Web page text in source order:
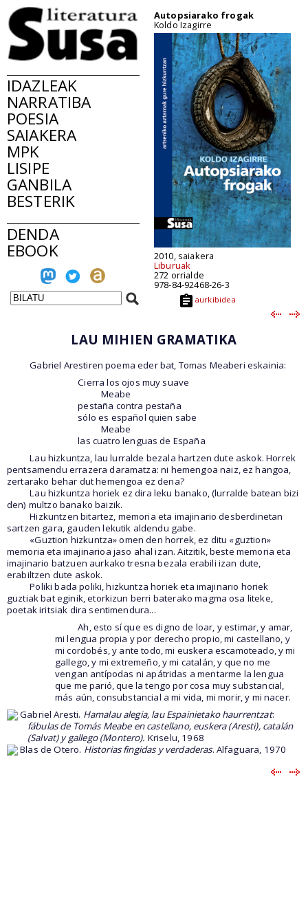
IDAZLEAK
NARRATIBA
POESIA
SAIAKERA
MPK
LISIPE
GANBILA
BESTERIK
DENDA
EBOOK
Autopsiarako frogak
Koldo Izagirre
2010, saiakera
Liburuak
272 orrialde
978-84-92468-26-3
aurkibidea
LAU MIHIEN GRAMATIKA
Gabriel Arestiren poema eder bat, Tomas Meaberi eskainia:
Cierra los ojos muy suave
Meabe
pestaña contra pestaña
sólo es español quien sabe
Meabe
las cuatro lenguas de España
Lau hizkuntza, lau lurralde bezala hartzen dute askok. Horrek
pentsamendu errazera daramatza: ni hemengoa naiz, ez hangoa,
zertarako behar dut hemengoa ez dena?
Lau hizkuntza horiek ez dira leku banako, (lurralde batean bizi
den) multzo banako baizik.
Hizkuntzen bitartez, memoria eta imajinario desberdinetan
sartzen gara, gauden lekutik aldendu gabe.
«Guztion hizkuntza» omen den horrek, ez ditu «guztion»
memoria eta imajinarioa jaso ahal izan. Aitzitik, beste memoria eta
imajinario batzuen aurkako tresna bezala erabili izan dute,
erabiltzen dute askok.
Poliki bada poliki, hizkuntza horiek eta imajinario horiek
guztiak bat eginik, etorkizun berri baterako magma osa liteke,
poetak iritsiak dira sentimendura...
Ah, esto sí que es digno de loar, y estimar, y amar,
mi lengua propia y por derecho propio, mi castellano, y
mi cordobés, y ante todo, mi euskera escamoteado, y mi
gallego, y mi extremeño, y mi catalán, y que no me
vengan antípodas ni apátridas a mentarme la lengua
que me parió, que la tengo por cosa muy substancial,
más aún, consubstancial a mi vida, mi morir, y mi nacer.
Gabriel Aresti. Hamalau alegia, lau Espainietako haurrentzat:
fábulas de Tomás Meabe en castellano, euskera (Aresti), catalán
(Salvat) y gallego (Montero). Kriselu, 1968
Blas de Otero. Historias fingidas y verdaderas. Alfaguara, 1970